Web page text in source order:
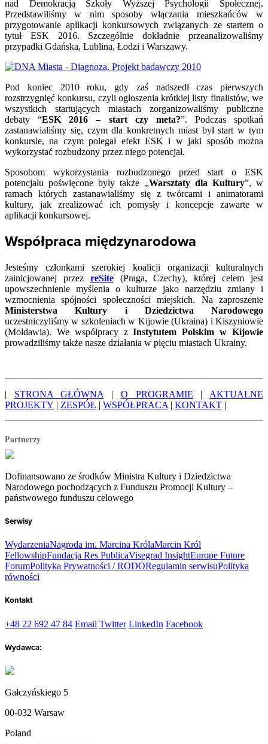
nad Demokracją Szkoły Wyższej Psychologii Społecznej.
Przedstawiliśmy w nim sposoby włączania mieszkańców w
przygotowanie aplikacji konkursowych związanych ze startem o
tytuł ESK 2016. Szczególnie dokładnie przeanalizowaliśmy
przypadki Gdańska, Lublina, Łodzi i Warszawy.
Pod koniec 2010 roku, gdy zaś nadszedł czas pierwszych
rozstrzygnięć konkursu, czyli ogłoszenia krótkiej listy finalistów, we
wszystkich startujących miastach zorganizowaliśmy publiczne
debaty “ESK 2016 – start czy meta?”. Podczas spotkań
zastanawialiśmy się, czym dla konkretnych miast był start w tym
konkursie, na czym polegał efekt ESK i w jaki sposób można
wykorzystać rozbudzony przez niego potencjał.
Sposobom wykorzystania rozbudzonego przed start o ESK
potencjału poświęcone były także „Warsztaty dla Kultury”, w
ramach których zastanawialiśmy się z twórcami i animatorami
kultury, jak zrealizować ich pomysły i koncepcje zawarte w
aplikacji konkursowej.
Współpraca międzynarodowa
Jesteśmy członkami szerokiej koalicji organizacji kulturalnych
zainicjowanej przez reSite(Praga, Czechy), której celem jest
upowszechnienie myślenia o kulturze jako narzędziu zmiany i
wzmocnienia spójności społeczności miejskich. Na zaproszenie
Ministerstwa Kultury i Dziedzictwa Narodowego
uczestniczyliśmy w szkoleniach w Kijowie (Ukraina) i Kiszyniowie
(Mołdawia). We współpracy zInstytutem Polskim w Kijowie
prowadziliśmy także nasze działania w pięciu miastach Ukrainy.
| STRONA GŁÓWNA | O PROGRAMIE | AKTUALNE
PROJEKTY | ZESPÓŁ | WSPÓŁPRACA | KONTAKT |
Partnerzy
Dofinansowano ze środków Ministra Kultury i Dziedzictwa
Narodowego pochodzących z Funduszu Promocji Kultury –
państwowego funduszu celowego
Serwisy
WydarzeniaNagroda im. Marcina KrólaMarcin Król
FellowshipFundacja Res PublicaVisegrad InsightEurope Future
ForumPolityka Prywatności / RODORegulamin serwisuPolityka
równości
Kontakt
+48 22 692 47 84 Email Twitter LinkedIn Facebook
Wydawca:
Gałczyńskiego 5
00-032 Warsaw
Poland